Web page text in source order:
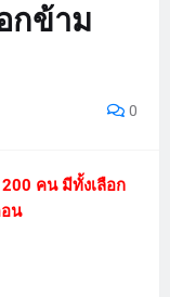
กข้าม
0
คน มีทั้งเลือก
น